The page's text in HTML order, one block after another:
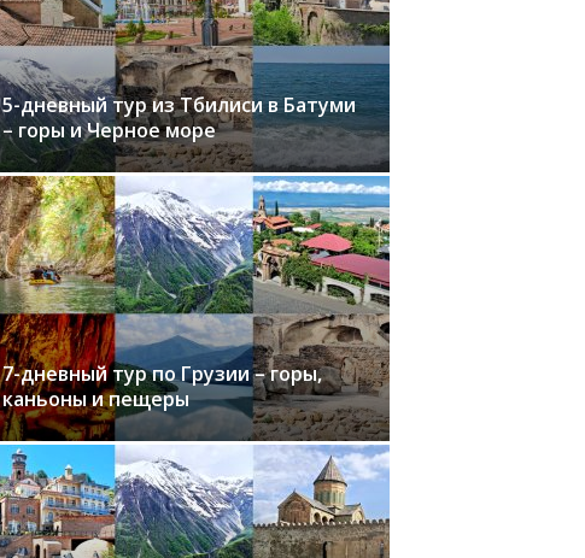
5-дневный тур из Тбилиси в Батуми
– горы и Черное море
7-дневный тур по Грузии – горы,
каньоны и пещеры